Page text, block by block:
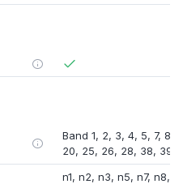
Band 1, 2, 3, 4, 5, 7, 8,
20, 25, 26, 28, 38, 39,
n1, n2, n3, n5, n7, n8,